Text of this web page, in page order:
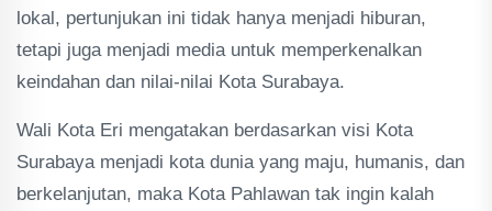
lokal, pertunjukan ini tidak hanya menjadi hiburan,
tetapi juga menjadi media untuk memperkenalkan
keindahan dan nilai-nilai Kota Surabaya.
Wali Kota Eri mengatakan berdasarkan visi Kota
Surabaya menjadi kota dunia yang maju, humanis, dan
berkelanjutan, maka Kota Pahlawan tak ingin kalah